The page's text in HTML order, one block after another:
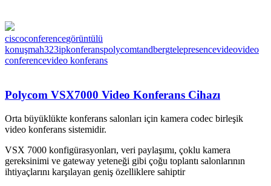
ciscoconferencegörüntülü
konuşmah323ipkonferanspolycomtandbergtelepresencevideovideo
conferencevideo konferans
Polycom VSX7000 Video Konferans Cihazı
Orta büyüklükte konferans salonları için kamera codec birleşik
video konferans sistemidir.
VSX 7000 konfigürasyonları, veri paylaşımı, çoklu kamera
gereksinimi ve gateway yeteneği gibi çoğu toplantı salonlarının
ihtiyaçlarını karşılayan geniş özelliklere sahiptir